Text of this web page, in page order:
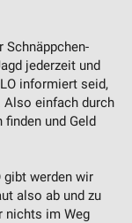
jederzeit und
informiert seid,
Also einfach durch
finden und Geld
gibt werden wir
also ab und zu
nichts im Weg